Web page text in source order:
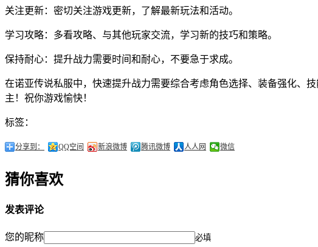
关注更新：密切关注游戏更新，了解最新玩法和活动。
学习攻略：多看攻略、与其他玩家交流，学习新的技巧和策略。
保持耐心：提升战力需要时间和耐心，不要急于求成。
在诺亚传说私服中，快速提升战力需要综合考虑角色选择、装备强化、
主！祝你游戏愉快！
标签：
分享到： QQ空间 新浪微博 腾讯微博 人人网 微信
猜你喜欢
发表评论
您的昵称 必填